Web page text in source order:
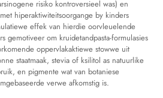
risiko kontroversieel was) en
hiperaktiwiteitsoorgange by kinders
effek van hierdie oorvleuelende
gemotiveer om kruidetandpasta-formulasies
oppervlakaktiewe stowwe uit
staatmaak, stevia of ksilitol as natuurlike
en pigmente wat van botaniese
verwe afkomstig is.